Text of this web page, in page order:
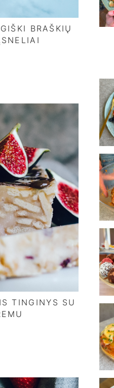
BRAŠKIŲ
TINGINYS SU